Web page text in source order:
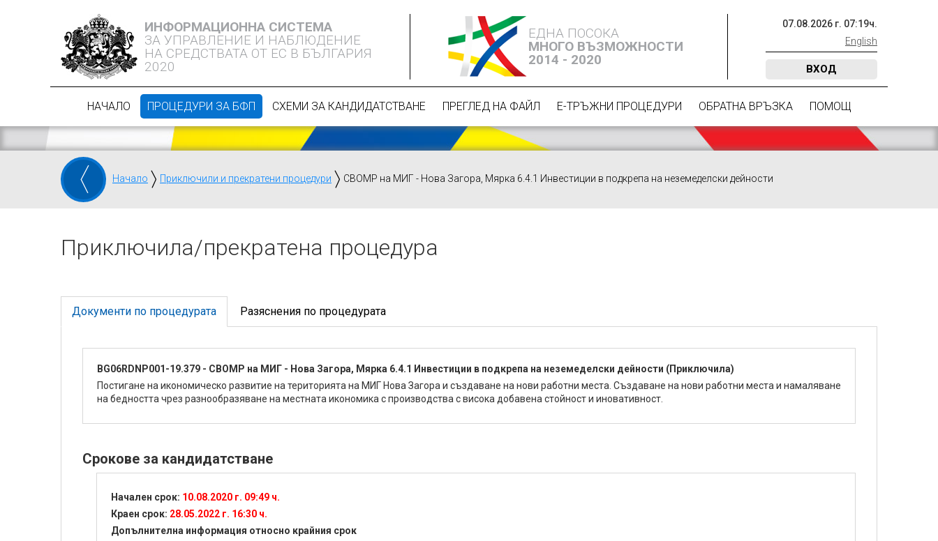
ИНФОРМАЦИОННА СИСТЕМА
ЗА УПРАВЛЕНИЕ И НАБЛЮДЕНИЕ
НА СРЕДСТВАТА ОТ ЕС В БЪЛГАРИЯ
2020
ЕДНА ПОСОКА
МНОГО ВЪЗМОЖНОСТИ
2014 - 2020
07.08.2026 г. 07:19ч.
English
ВХОД
НАЧАЛО ПРОЦЕДУРИ ЗА БФП СХЕМИ ЗА КАНДИДАТСТВАНЕ ПРЕГЛЕД НА ФАЙЛ Е-ТРЪЖНИ ПРОЦЕДУРИ ОБРАТНА ВРЪЗКА ПОМОЩ
Начало Приключили и прекратени процедури СВОМР на МИГ - Нова Загора, Мярка 6.4.1 Инвестиции в подкрепа на неземеделски дейности
Приключилa/прекратена процедура
Документи по процедурата Разяснения по процедурата
BG06RDNP001-19.379 - СВОМР на МИГ - Нова Загора, Мярка 6.4.1 Инвестиции в подкрепа на неземеделски дейности (Приключила)
Постигане на икономическо развитие на територията на МИГ Нова Загора и създаване на нови работни места. Създаване на нови работни места и намаляване
на бедността чрез разнообразяване на местната икономика с производства с висока добавена стойност и иновативност.
Срокове за кандидатстване
Начален срок: 10.08.2020 г. 09:49 ч.
Краен срок: 28.05.2022 г. 16:30 ч.
Допълнителна информация относно крайния срок